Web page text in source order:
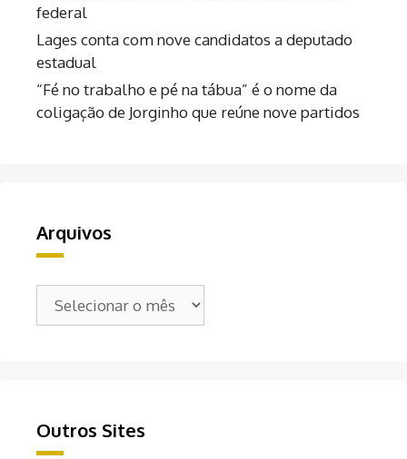
federal
Lages conta com nove candidatos a deputado
estadual
“Fé no trabalho e pé na tábua” é o nome da
coligação de Jorginho que reúne nove partidos
Arquivos
Outros Sites